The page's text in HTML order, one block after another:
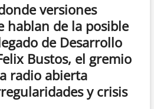
versiones
hablan de la posible
de Desarrollo
Bustos, el gremio
radio abierta
y crisis